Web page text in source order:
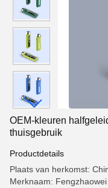
OEM-kleuren
thuisgebruik
Productdetails
Plaats van herkomst:
Merknaam: Fengzhaowei